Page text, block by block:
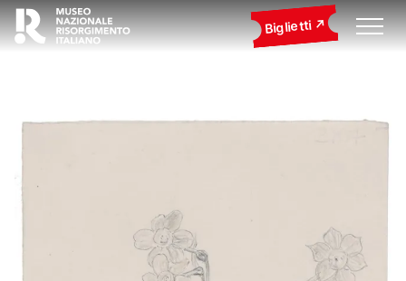
Biglietti